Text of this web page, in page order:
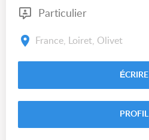
Particulier
France, Loiret, Olivet
ÉCRIRE
PROFIL